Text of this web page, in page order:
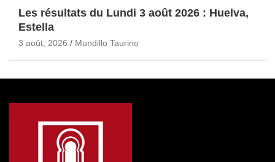
Les résultats du Lundi 3 août 2026 : Huelva,
Estella
3 août, 2026 Mundillo Taurino